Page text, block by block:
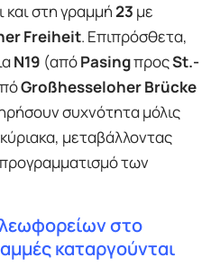
στη γραμμή23 με
Freiheit. Επιπρόσθετα,
N19 (απόPasingπροςSt.-
Großhesseloher Brücke
συχνότητα μόλις
μεταβάλλοντας
των
στο
καταργούνται